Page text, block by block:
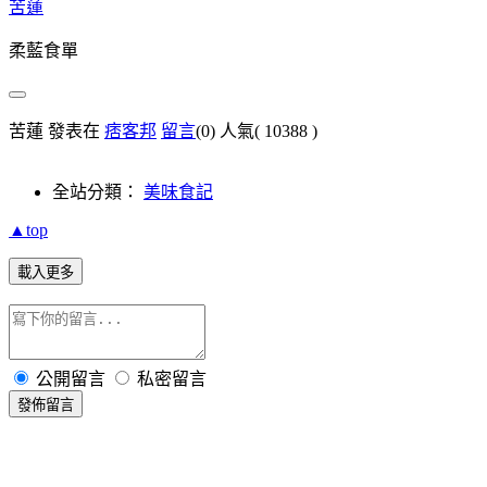
苦蓮
柔藍食單
苦蓮 發表在 痞客邦 留言(0) 人氣( 10388 )
全站分類： 美味食記
▲top
載入更多
公開留言 私密留言
發佈留言